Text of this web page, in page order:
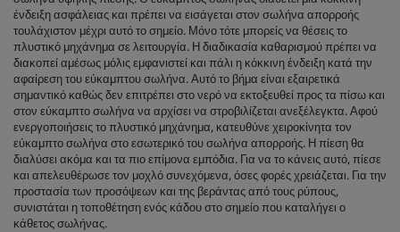
ένδειξη ασφάλειας και πρέπει να εισάγεται στον σωλήνα απορροής
τουλάχιστον μέχρι αυτό το σημείο. Μόνο τότε μπορείς να θέσεις το
πλυστικό μηχάνημα σε λειτουργία. Η διαδικασία καθαρισμού πρέπει να
διακοπεί αμέσως μόλις εμφανιστεί και πάλι η κόκκινη ένδειξη κατά την
αφαίρεση του εύκαμπτου σωλήνα. Αυτό το βήμα είναι εξαιρετικά
σημαντικό καθώς δεν επιτρέπει στο νερό να εκτοξευθεί προς τα πίσω και
στον εύκαμπτο σωλήνα να αρχίσει να στροβιλίζεται ανεξέλεγκτα. Αφού
ενεργοποιήσεις το πλυστικό μηχάνημα, κατευθύνε χειροκίνητα τον
εύκαμπτο σωλήνα στο εσωτερικό του σωλήνα απορροής. Η πίεση θα
διαλύσει ακόμα και τα πιο επίμονα εμπόδια. Για να το κάνεις αυτό, πίεσε
και απελευθέρωσε τον μοχλό συνεχόμενα, όσες φορές χρειάζεται. Για την
προστασία των προσόψεων και της βεράντας από τους ρύπους,
συνιστάται η τοποθέτηση ενός κάδου στο σημείο που καταλήγει ο
κάθετος σωλήνας.